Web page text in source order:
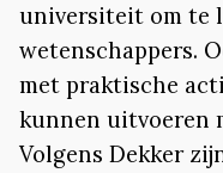
universiteit om te
wetenschappers.
met praktische
kunnen uitvoeren
Volgens Dekker